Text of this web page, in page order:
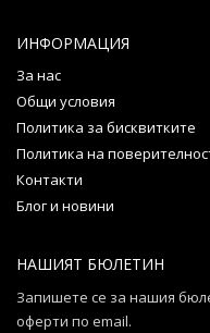
ИНФОРМАЦИЯ
За нас
Общи условия
Политика за бисквитките
Политика на
Контакти
Блог и новини
НАШИЯТ БЮЛЕТИН
Запишете се за нашия
оферти по email.